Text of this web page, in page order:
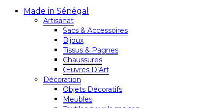
Made in Sénégal
Artisanat
Sacs & Accessoires
Bijoux
Tissus & Pagnes
Chaussures
Œuvres D’Art
Décoration
Objets Décoratifs
Meubles